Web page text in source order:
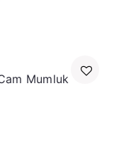
Mumluk